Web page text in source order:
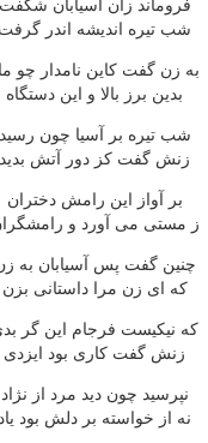
فروماند زان آسیابان شگفت
شب تیره اندیشه اندر گرفت
به زن گفت کاین نامدار چو
بدین برز بالا و این دستگاه
شب تیره بر آسیا چون رسید
زنش گفت کز دور آتش بدید
بر آواز این رامش دختران
ز مستی می آورد و
چنین گفت پس آسیابان به
که ای زن مرا داستانی بزن
که نیکیست فرجام این گر
زنش گفت کاری بود ایزدی
نپرسید چون دید مرد از نژاد
نه از خواسته بر دلش بود یاد